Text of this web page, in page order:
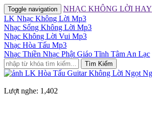
Toggle navigation
NHẠC KHÔNG LỜI HAY
LK Nhạc Không Lời Mp3
Nhạc Sống Không Lời Mp3
Nhạc Không Lời Vui Mp3
Nhạc Hòa Tấu Mp3
Nhạc Thiền Nhạc Phật Giáo Tĩnh Tâm An Lạc
Tìm Kiếm
Lượt nghe: 1,402